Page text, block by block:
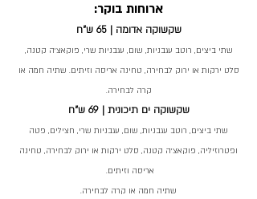
ארוחות בוקר:
שקשוקה אדומה | 65 ש"ח
שתי ביצים, רוטב עגבניות, שום, עגבניות שרי, פוקאצ'ה קטנה,
סלט ירקות או ירוק לבחירה, טחינה אריסה וזיתים. שתיה חמה או
קרה לבחירה.
שקשוקה ים תיכונית | 69 ש"ח
שתי ביצים, רוטב עגבניות, שום, עגבניות שרי, חצילים, פטה
ופטרוזיליה, פוקאצ'ה קטנה, סלט ירקות או ירוק לבחירה, טחינה
אריסה וזיתים.
שתיה חמה או קרה לבחירה.